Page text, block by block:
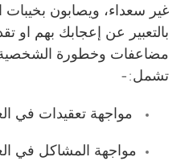
غير سعداء، ويصابون بخيبات
بالتعبير عن إعجابك بهم او
مضاعفات وخطورة الشخصية
تشمل:-
مواجهة تعقيدات في
مواجهة المشاكل في